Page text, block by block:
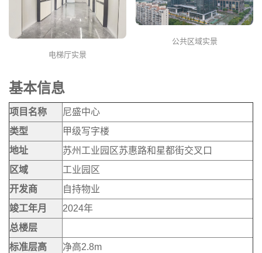
电梯厅实景
公共区域实景
基本信息
项目名称
尼盛中心
类型
甲级写字楼
地址
苏州工业园区苏惠路和星都街交叉口
区域
工业园区
开发商
自持物业
竣工年月
2024年
总楼层
标准层高
净高2.8m